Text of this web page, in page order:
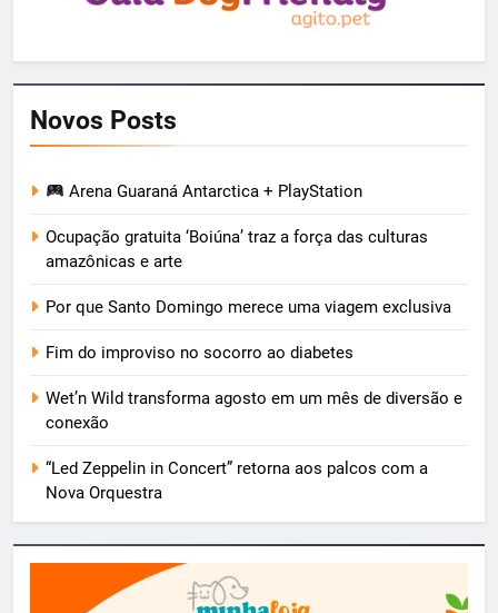
Novos Posts
Arena Guaraná Antarctica + PlayStation
Ocupação gratuita ‘Boiúna’ traz a força das culturas
amazônicas e arte
Por que Santo Domingo merece uma viagem exclusiva
Fim do improviso no socorro ao diabetes
Wet’n Wild transforma agosto em um mês de diversão e
conexão
“Led Zeppelin in Concert” retorna aos palcos com a
Nova Orquestra